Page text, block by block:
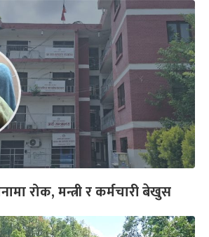
रोक, मन्त्री र कर्मचारी बेखुस